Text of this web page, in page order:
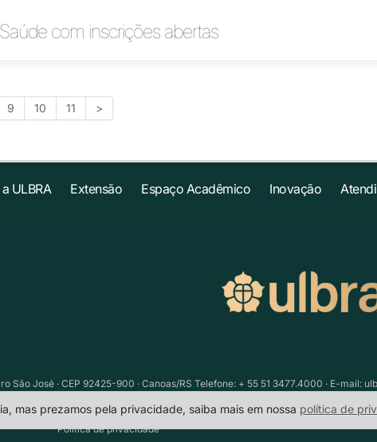
com inscrições abertas
9 10 11 >
ULBRA Extensão Espaço Acadêmico Inovação
São José · CEP 92425-900 · Canoas/RS Telefone: + 55 51 3477.4000 · E-mail:
Política de privacidade
mas prezamos pela privacidade, saiba mais em nossa política de